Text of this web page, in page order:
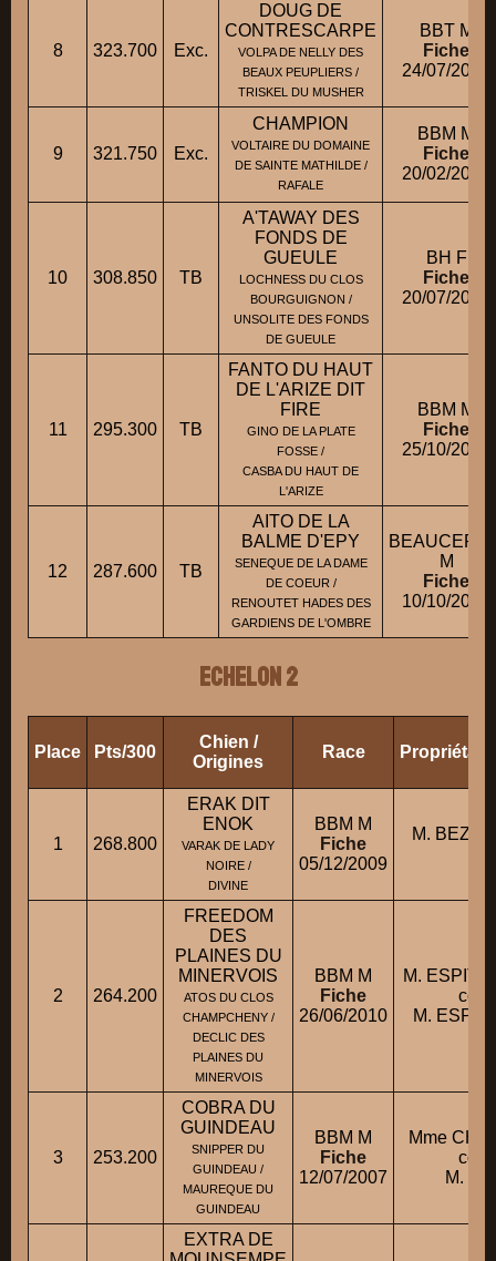
8 323.700 Exc.
DOUG DE
CONTRESCARPE
VOLPA DE NELLY DES
BEAUX PEUPLIERS /
TRISKEL DU MUSHER
BBT M
Fiche
24/07/2008
9 321.750 Exc.
CHAMPION
VOLTAIRE DU DOMAINE
DE SAINTE MATHILDE /
RAFALE
BBM M
Fiche
20/02/2007
10 308.850 TB
A'TAWAY DES
FONDS DE
GUEULE
LOCHNESS DU CLOS
BOURGUIGNON /
UNSOLITE DES FONDS
DE GUEULE
BH F
Fiche
20/07/2005
11 295.300 TB
FANTO DU HAUT
DE L'ARIZE DIT
FIRE
GINO DE LA PLATE
FOSSE /
CASBA DU HAUT DE
L'ARIZE
BBM M
Fiche
25/10/2010
12 287.600 TB
AITO DE LA
BALME D'EPY
SENEQUE DE LA DAME
DE COEUR /
RENOUTET HADES DES
GARDIENS DE L'OMBRE
M
Fiche
10/10/2005
ECHELON 2
Place Pts/300
Chien /
Origines
Race
1 268.800
ERAK DIT
ENOK
VARAK DE LADY
NOIRE /
DIVINE
BBM M
Fiche
05/12/2009
M.
2 264.200
FREEDOM
DES
PLAINES DU
MINERVOIS
ATOS DU CLOS
CHAMPCHENY /
DECLIC DES
PLAINES DU
MINERVOIS
BBM M
Fiche
26/06/2010
M.
M.
3 253.200
COBRA DU
GUINDEAU
SNIPPER DU
GUINDEAU /
MAUREQUE DU
GUINDEAU
BBM M
Fiche
12/07/2007
Mme
M.
EXTRA DE